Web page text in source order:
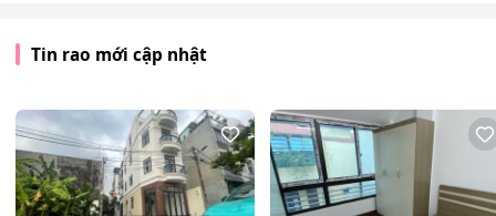
Tin rao mới cập nhật